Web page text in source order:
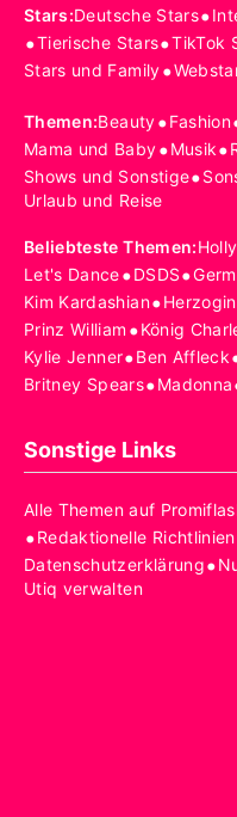
Stars:Deutsche Stars•
•Tierische Stars•TikTok
Stars und Family•
Themen:Beauty•Fashion
Mama und Baby•Musik•
Shows und Sonstige•
Urlaub und Reise
Beliebteste Themen:
Let's Dance•DSDS•
Kim Kardashian•
Prinz William •König
Kylie Jenner•Ben Affleck
Britney Spears•Madonna
Sonstige Links
Alle Themen auf
•Redaktionelle Richtlinien
Datenschutzerklärung•
Utiq verwalten